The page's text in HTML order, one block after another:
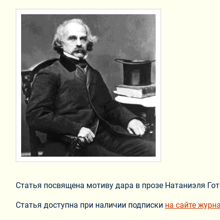
Статья посвящена мотиву дара в прозе Натаниэля
Статья доступна при наличии подписки на сайте